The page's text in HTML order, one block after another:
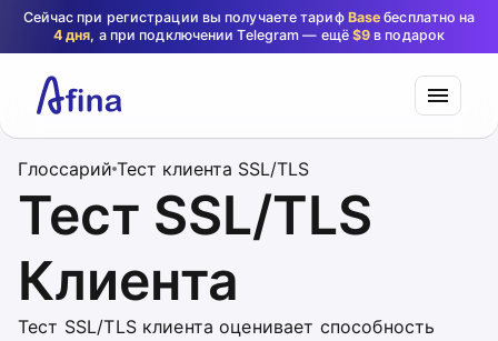
Сейчас при регистрации вы получаете тариф Base бесплатно на
4 дня, а при подключении Telegram — ещё $9 в подарок
Глоссарий Тест клиента SSL/TLS
Тест SSL/TLS
Клиента
Тест SSL/TLS клиента оценивает способность